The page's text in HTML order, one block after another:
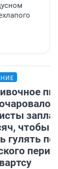
чтобы
гулять по